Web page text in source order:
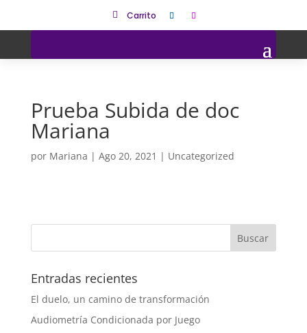
 Carrito
Prueba Subida de doc
Mariana
por Mariana | Ago 20, 2021 | Uncategorized
Entradas recientes
El duelo, un camino de transformación
Audiometría Condicionada por Juego